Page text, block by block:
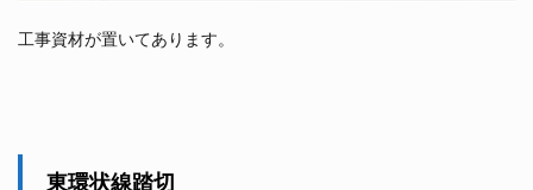
工事資材が置いてあります。
東環状線踏切